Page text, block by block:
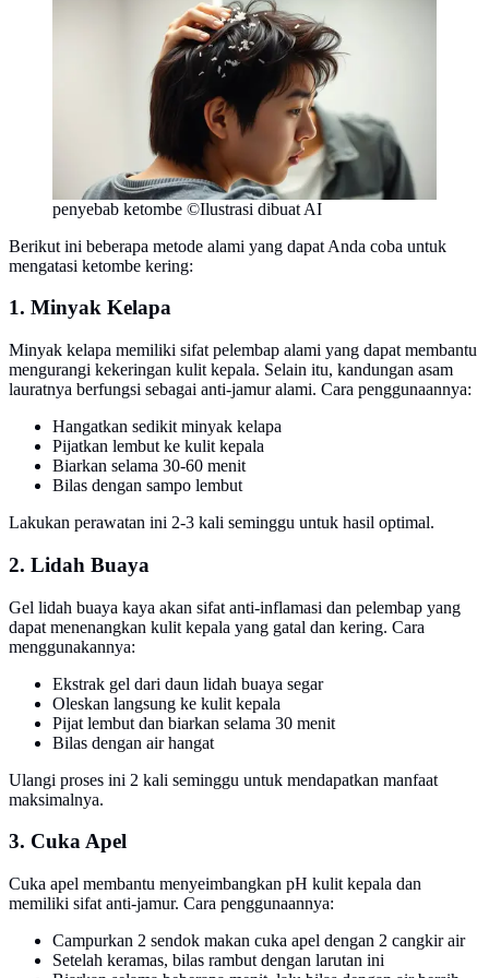
penyebab ketombe ©Ilustrasi dibuat AI
Berikut ini beberapa metode alami yang dapat Anda coba untuk
mengatasi ketombe kering:
1. Minyak Kelapa
Minyak kelapa memiliki sifat pelembap alami yang dapat membantu
mengurangi kekeringan kulit kepala. Selain itu, kandungan asam
lauratnya berfungsi sebagai anti-jamur alami. Cara penggunaannya:
Hangatkan sedikit minyak kelapa
Pijatkan lembut ke kulit kepala
Biarkan selama 30-60 menit
Bilas dengan sampo lembut
Lakukan perawatan ini 2-3 kali seminggu untuk hasil optimal.
2. Lidah Buaya
Gel lidah buaya kaya akan sifat anti-inflamasi dan pelembap yang
dapat menenangkan kulit kepala yang gatal dan kering. Cara
menggunakannya:
Ekstrak gel dari daun lidah buaya segar
Oleskan langsung ke kulit kepala
Pijat lembut dan biarkan selama 30 menit
Bilas dengan air hangat
Ulangi proses ini 2 kali seminggu untuk mendapatkan manfaat
maksimalnya.
3. Cuka Apel
Cuka apel membantu menyeimbangkan pH kulit kepala dan
memiliki sifat anti-jamur. Cara penggunaannya:
Campurkan 2 sendok makan cuka apel dengan 2 cangkir air
Setelah keramas, bilas rambut dengan larutan ini